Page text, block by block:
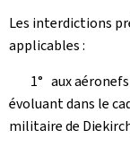
Les interdictions
applicables :
1° aux aéronefs
évoluant dans le
militaire de